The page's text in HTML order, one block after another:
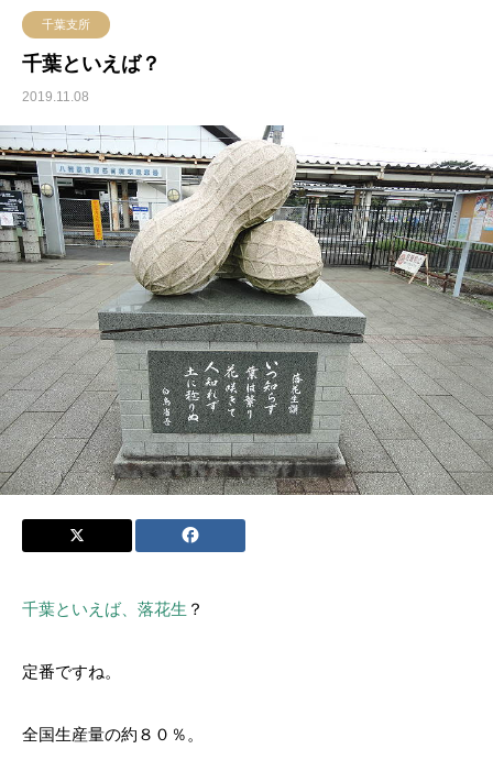
千葉支所
千葉といえば？
2019.11.08
千葉といえば、落花生 ？
定番ですね。
全国生産量の約８０％。